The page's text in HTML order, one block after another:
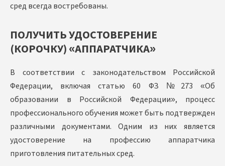
сред всегда востребованы.
ПОЛУЧИТЬ УДОСТОВЕРЕНИЕ
(КОРОЧКУ) «АППАРАТЧИКА»
В соответствии с законодательством Российской
Федерации, включая статью 60 ФЗ №273 «Об
образовании в Российской Федерации», процесс
профессионального обучения может быть подтвержден
различными документами. Одним из них является
удостоверение на профессию аппаратчика
приготовления питательных сред.